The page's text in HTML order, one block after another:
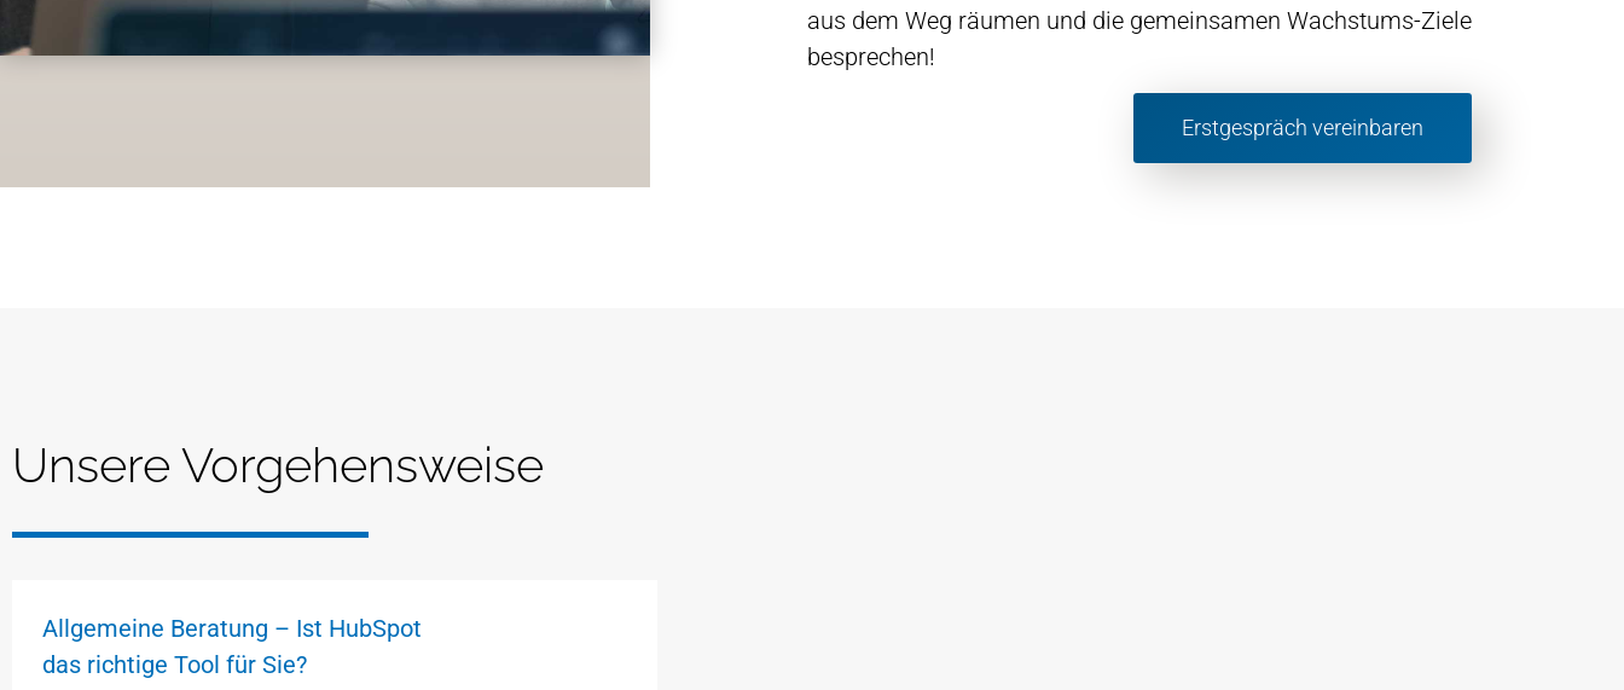
aus dem Weg räumen und die gemeinsamen Wachstums-Ziele
besprechen!
Erstgespräch vereinbaren
Unsere Vorgehensweise
Allgemeine Beratung – Ist HubSpot
das richtige Tool für Sie?